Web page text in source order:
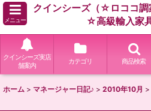
メニュー
クインシーズ（☆ロココ
☆高級輸入家
クインシーズ実店
舗案内
カテゴリ 商品検索
ホーム > マネージャー日記♪ > 2010年10月 >